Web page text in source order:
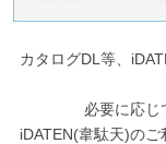
カタログDL等、
必要に応じ
iDATEN(韋駄天)の